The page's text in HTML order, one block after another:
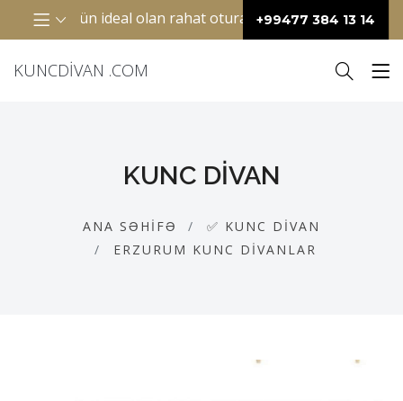
üçün ideal olan rahat oturacaq mebelidir. Adətən
+99477 384 13 14
KUNCDIVAN .COM
KUNC DIVAN
ANA SƏHIFƏ
✅ KUNC DIVAN
ERZURUM KUNC DIVANLAR